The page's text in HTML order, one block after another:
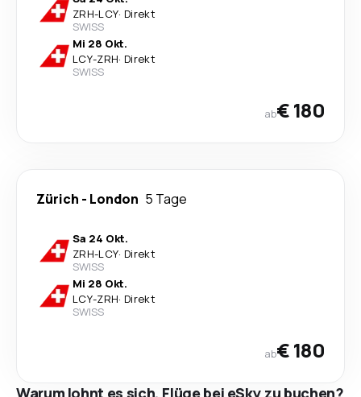
ZRH-LCY· Direkt
SWISS
Mi 28 Okt.
LCY-ZRH· Direkt
SWISS
ab€ 180
Zürich - London 5 Tage
Sa 24 Okt.
ZRH-LCY· Direkt
SWISS
Mi 28 Okt.
LCY-ZRH· Direkt
SWISS
ab€ 180
Warum lohnt es sich, Flüge bei eSky zu buchen?